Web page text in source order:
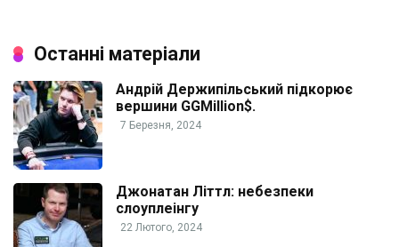
Останні матеріали
Андрій Держипільський підкорює
вершини GGMillion$.
7 Березня, 2024
Джонатан Літтл: небезпеки
слоуплеінгу
22 Лютого, 2024